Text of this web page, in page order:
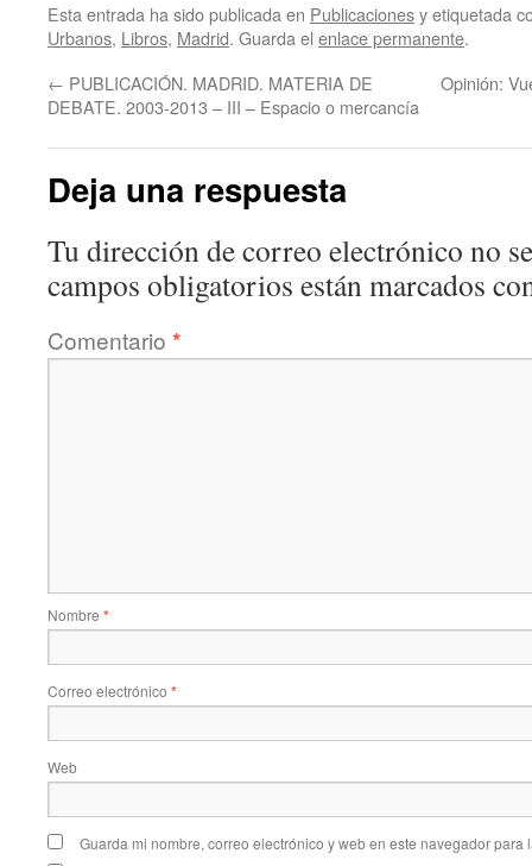
Esta entrada ha sido publicada en Publicacionesy etiquetada
Urbanos, Libros, Madrid. Guarda el enlace permanente.
← PUBLICACIÓN. MADRID. MATERIA DE
DEBATE. 2003-2013 – III – Espacio o mercancía
Opinión:
Deja una respuesta
Tu dirección de correo electrónico no
campos obligatorios están marcados
Comentario *
Nombre *
Correo electrónico *
Web
Guarda mi nombre, correo electrónico y web en este navegador para